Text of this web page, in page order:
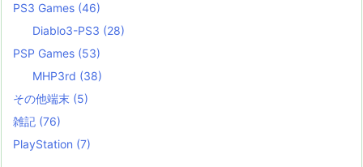
PS3 Games (46)
Diablo3-PS3 (28)
PSP Games (53)
MHP3rd (38)
その他端末 (5)
雑記 (76)
PlayStation (7)